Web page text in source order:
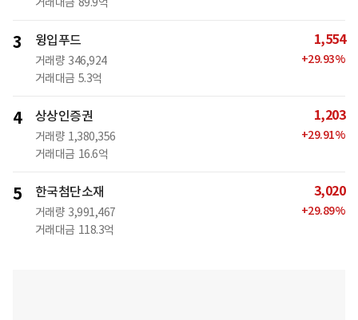
3 윙입푸드
거래량 346,924
거래대금 5.3억
1,554
+29.93%
4 상상인증권
거래량 1,380,356
거래대금 16.6억
1,203
+29.91%
5 한국첨단소재
거래량 3,991,467
거래대금 118.3억
3,020
+29.89%